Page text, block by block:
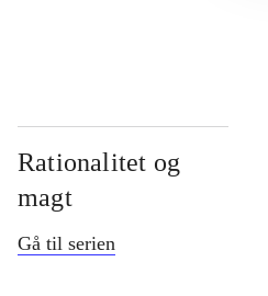
Rationalitet og
magt
Gå til serien